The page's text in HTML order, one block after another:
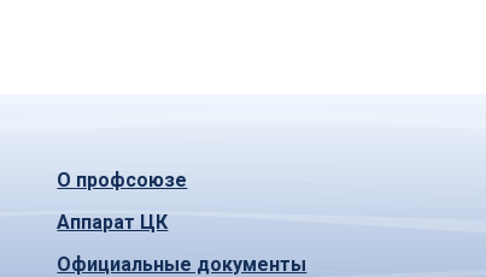
О профсоюзе
Аппарат ЦК
Официальные документы